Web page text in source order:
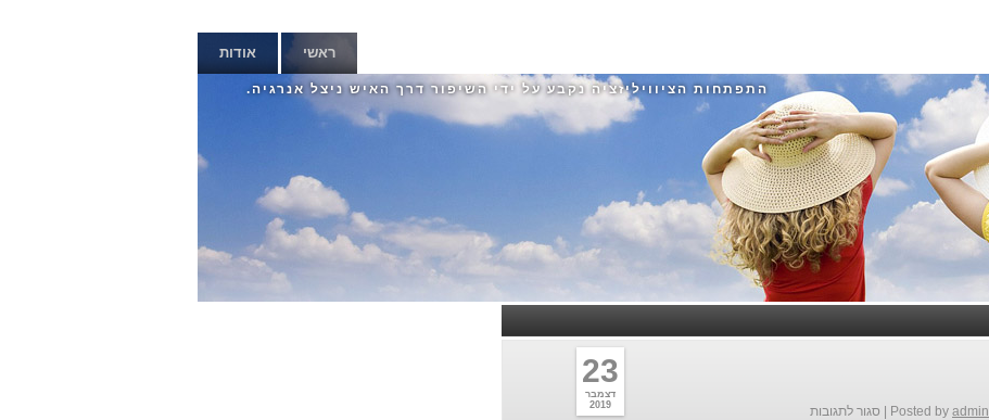
ראשי אודות
התפתחות הציוויליזציה נקבע על ידי השיפור דרך האיש ניצל אנרגיה.
Posted by admin סגור לתגובות
23
דצמבר
2019